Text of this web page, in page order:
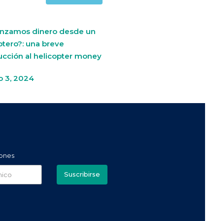
dinero desde un
una breve
al helicopter money
3, 2024
Suscribirse